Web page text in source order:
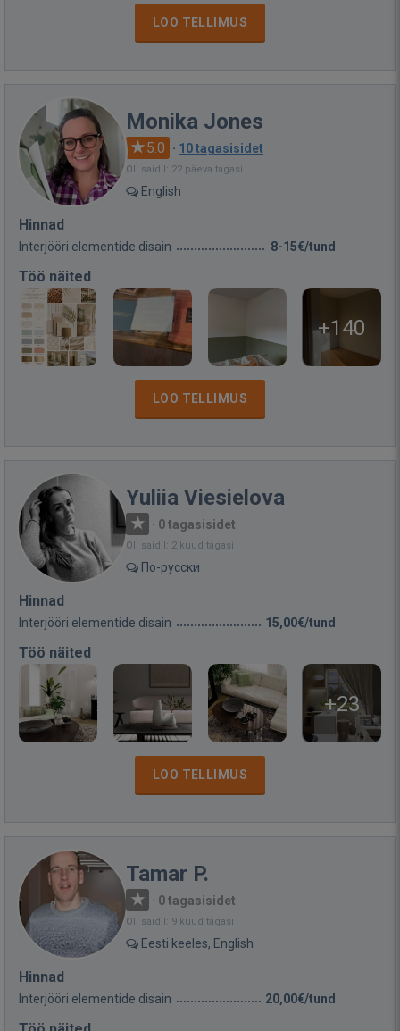
LOO TELLIMUS
Monika Jones
5.0 · 10 tagasisidet
Oli saidil: 22 päeva tagasi
English
Hinnad
Interjööri elementide disain 8-15€/tund
Töö näited
+140
LOO TELLIMUS
Yuliia Viesielova
· 0 tagasisidet
Oli saidil: 2 kuud tagasi
По-русски
Hinnad
Interjööri elementide disain 15,00€/tund
Töö näited
+23
LOO TELLIMUS
Tamar P.
· 0 tagasisidet
Oli saidil: 9 kuud tagasi
Eesti keeles, English
Hinnad
Interjööri elementide disain 20,00€/tund